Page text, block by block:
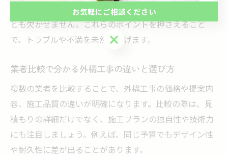
績や口コミを調査し、品質や対応力の評価を把握するこ
とも欠かせません。これらのポイントを押さえること
で、トラブルや不満を未然に防げます。
業者比較で分かる外構工事の違いと選び方
複数の業者を比較することで、外構工事の価格や提案内
容、施工品質の違いが明確になります。比較の際は、見
積もりの詳細だけでなく、施工プランの独自性や技術力
にも注目しましょう。例えば、同じ予算でもデザイン性
や耐久性に差が出ることがあります。
お気軽にご相談ください
お気軽にご相談ください